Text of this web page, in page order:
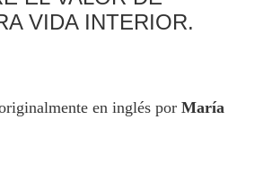
VIDA INTERIOR.
en inglés por María